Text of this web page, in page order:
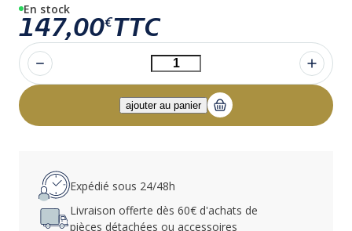
En stock
147,00€TTC
Expédié sous 24/48h
Livraison offerte dès 60€ d'achats de
pièces détachées ou accessoires